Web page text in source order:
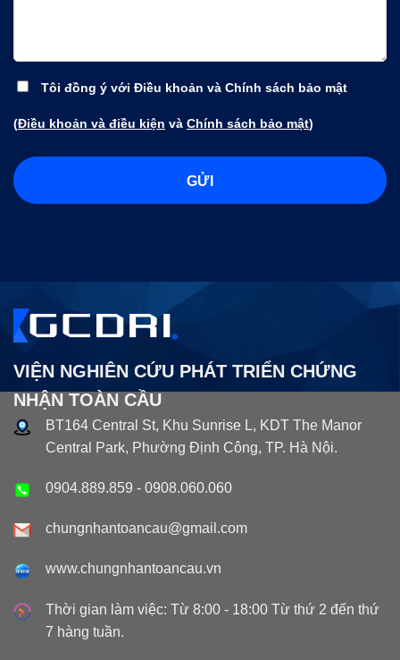
Tôi đồng ý với Điều khoản và Chính sách bảo mật
(Điều khoản và điều kiện và Chính sách bảo mật)
VIỆN NGHIÊN CỨU PHÁT TRIỂN CHỨNG
NHẬN TOÀN CẦU
BT164 Central St, Khu Sunrise L, KDT The Manor
Central Park, Phường Định Công, TP. Hà Nội.
0904.889.859 - 0908.060.060
chungnhantoancau@gmail.com
www.chungnhantoancau.vn
Thời gian làm việc: Từ 8:00 - 18:00 Từ thứ 2 đến thứ
7 hàng tuần.